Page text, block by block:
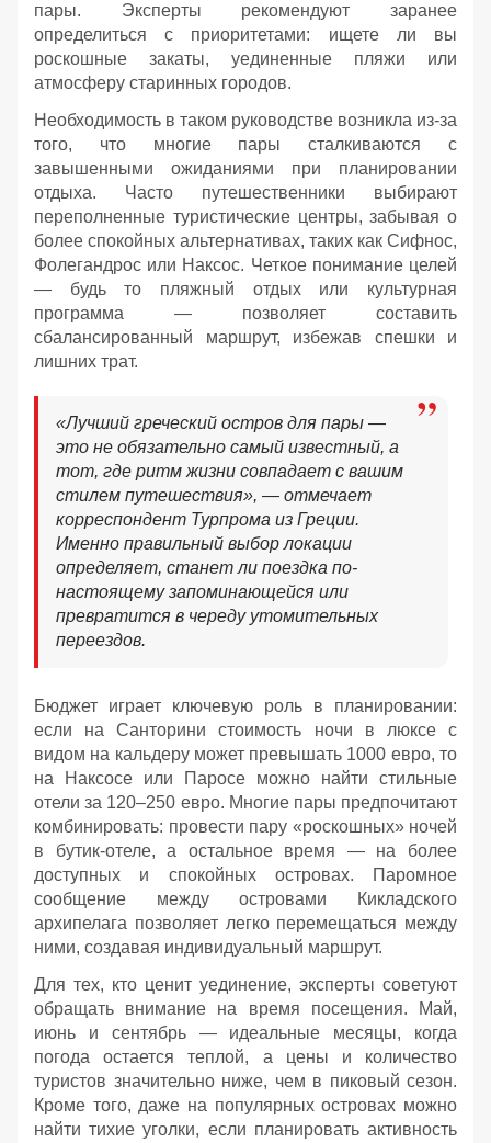
пары. Эксперты рекомендуют заранее
определиться с приоритетами: ищете ли вы
роскошные закаты, уединенные пляжи или
атмосферу старинных городов.
Необходимость в таком руководстве возникла из-за
того, что многие пары сталкиваются с
завышенными ожиданиями при планировании
отдыха. Часто путешественники выбирают
переполненные туристические центры, забывая о
более спокойных альтернативах, таких как Сифнос,
Фолегандрос или Наксос. Четкое понимание целей
— будь то пляжный отдых или культурная
программа — позволяет составить
сбалансированный маршрут, избежав спешки и
лишних трат.
«Лучший греческий остров для пары —
это не обязательно самый известный, а
тот, где ритм жизни совпадает с вашим
стилем путешествия», — отмечает
корреспондент Турпрома из Греции.
Именно правильный выбор локации
определяет, станет ли поездка по-
настоящему запоминающейся или
превратится в череду утомительных
переездов.
Бюджет играет ключевую роль в планировании:
если на Санторини стоимость ночи в люксе с
видом на кальдеру может превышать 1000 евро, то
на Наксосе или Паросе можно найти стильные
отели за 120–250 евро. Многие пары предпочитают
комбинировать: провести пару «роскошных» ночей
в бутик-отеле, а остальное время — на более
доступных и спокойных островах. Паромное
сообщение между островами Кикладского
архипелага позволяет легко перемещаться между
ними, создавая индивидуальный маршрут.
Для тех, кто ценит уединение, эксперты советуют
обращать внимание на время посещения. Май,
июнь и сентябрь — идеальные месяцы, когда
погода остается теплой, а цены и количество
туристов значительно ниже, чем в пиковый сезон.
Кроме того, даже на популярных островах можно
найти тихие уголки, если планировать активность